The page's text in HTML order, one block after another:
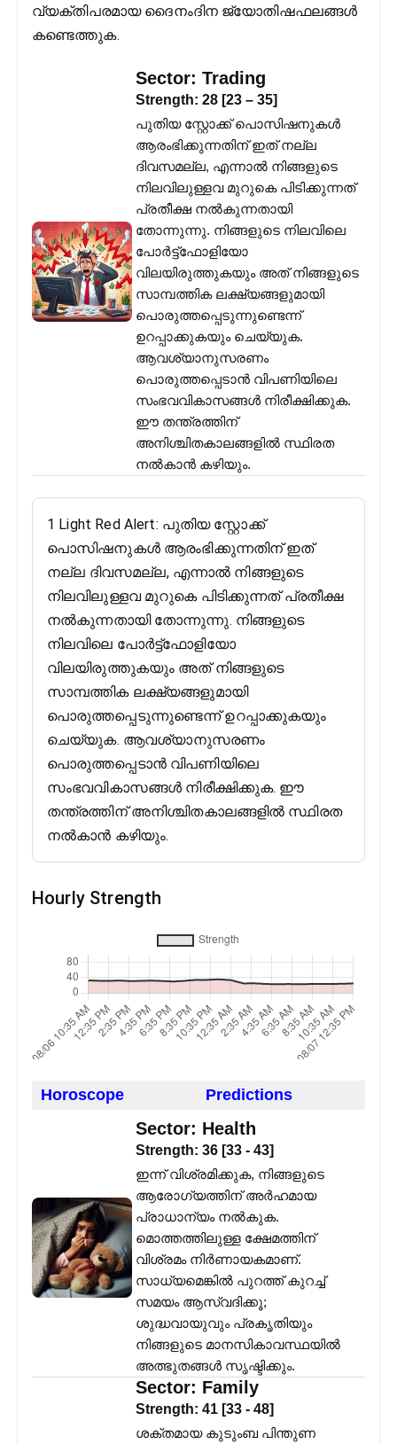
വ്യക്തിപരമായ ദൈനംദിന ജ്യോതിഷഫലങ്ങള്‍
കണ്ടെത്തുക.
Sector: Trading
Strength: 28 [23 – 35]
പുതിയ സ്റ്റോക്ക് പൊസിഷനുകൾ
ആരംഭിക്കുന്നതിന് ഇത് നല്ല
ദിവസമല്ല, എന്നാൽ നിങ്ങളുടെ
നിലവിലുള്ളവ മുറുകെ പിടിക്കുന്നത്
പ്രതീക്ഷ നൽകുന്നതായി
തോന്നുന്നു. നിങ്ങളുടെ നിലവിലെ
പോർട്ട്‌ഫോളിയോ
വിലയിരുത്തുകയും അത് നിങ്ങളുടെ
സാമ്പത്തിക ലക്ഷ്യങ്ങളുമായി
പൊരുത്തപ്പെടുന്നുണ്ടെന്ന്
ഉറപ്പാക്കുകയും ചെയ്യുക.
ആവശ്യാനുസരണം
പൊരുത്തപ്പെടാൻ വിപണിയിലെ
സംഭവവികാസങ്ങൾ നിരീക്ഷിക്കുക.
ഈ തന്ത്രത്തിന്
അനിശ്ചിതകാലങ്ങളിൽ സ്ഥിരത
നൽകാൻ കഴിയും.
1 Light Red Alert: പുതിയ സ്റ്റോക്ക്
പൊസിഷനുകൾ ആരംഭിക്കുന്നതിന് ഇത്
നല്ല ദിവസമല്ല, എന്നാൽ നിങ്ങളുടെ
നിലവിലുള്ളവ മുറുകെ പിടിക്കുന്നത് പ്രതീക്ഷ
നൽകുന്നതായി തോന്നുന്നു. നിങ്ങളുടെ
നിലവിലെ പോർട്ട്‌ഫോളിയോ
വിലയിരുത്തുകയും അത് നിങ്ങളുടെ
സാമ്പത്തിക ലക്ഷ്യങ്ങളുമായി
പൊരുത്തപ്പെടുന്നുണ്ടെന്ന് ഉറപ്പാക്കുകയും
ചെയ്യുക. ആവശ്യാനുസരണം
പൊരുത്തപ്പെടാൻ വിപണിയിലെ
സംഭവവികാസങ്ങൾ നിരീക്ഷിക്കുക. ഈ
തന്ത്രത്തിന് അനിശ്ചിതകാലങ്ങളിൽ സ്ഥിരത
നൽകാൻ കഴിയും.
Hourly Strength
Horoscope Predictions
Sector: Health
Strength: 36 [33 - 43]
ഇന്ന് വിശ്രമിക്കുക, നിങ്ങളുടെ
ആരോഗ്യത്തിന് അർഹമായ
പ്രാധാന്യം നൽകുക.
മൊത്തത്തിലുള്ള ക്ഷേമത്തിന്
വിശ്രമം നിർണായകമാണ്.
സാധ്യമെങ്കിൽ പുറത്ത് കുറച്ച്
സമയം ആസ്വദിക്കൂ;
ശുദ്ധവായുവും പ്രകൃതിയും
നിങ്ങളുടെ മാനസികാവസ്ഥയിൽ
അത്ഭുതങ്ങൾ സൃഷ്ടിക്കും.
Sector: Family
Strength: 41 [33 - 48]
ശക്തമായ കുടുംബ പിന്തുണ